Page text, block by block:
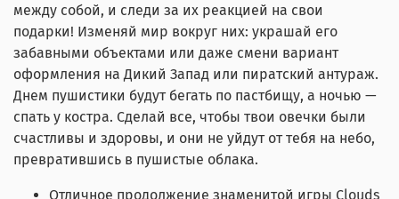
между собой, и следи за их реакцией на свои
подарки! Изменяй мир вокруг них: украшай его
забавными объектами или даже смени вариант
оформления на Дикий Запад или пиратский антураж.
Днем пушистики будут бегать по пастбищу, а ночью —
спать у костра. Сделай все, чтобы твои овечки были
счастливы и здоровы, и они не уйдут от тебя на небо,
превратившись в пушистые облака.
Отличное продолжение знаменитой игры Clouds